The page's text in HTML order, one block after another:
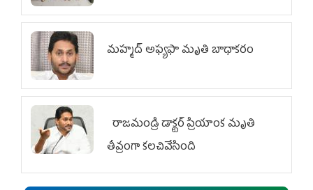
మహ్మద్‌ అఫ్యఫా మృతి బాధాకరం
రాజమండ్రి డాక్టర్‌ ప్రియాంక మృతి
తీవ్రంగా కలచివేసింది